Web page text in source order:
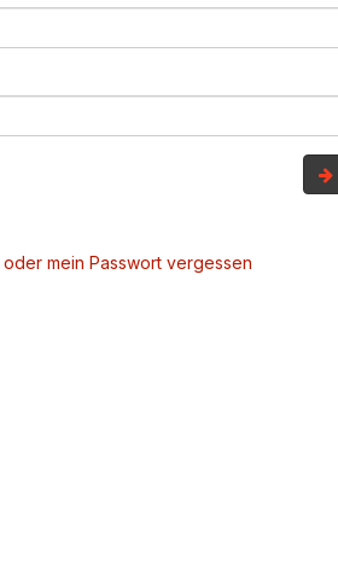
mein Passwort vergessen